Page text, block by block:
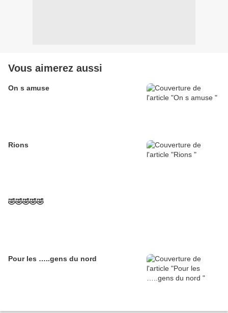
Vous aimerez aussi
On s amuse
Rions
🤣🤣🤣🤣🤣
Pour les …..gens du nord